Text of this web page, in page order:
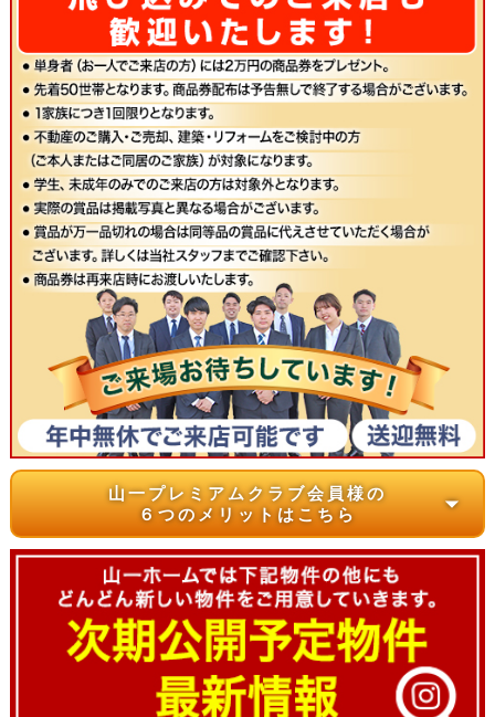
山一プレミアムクラブ会員様の
６つのメリットはこちら
arrow_drop_down